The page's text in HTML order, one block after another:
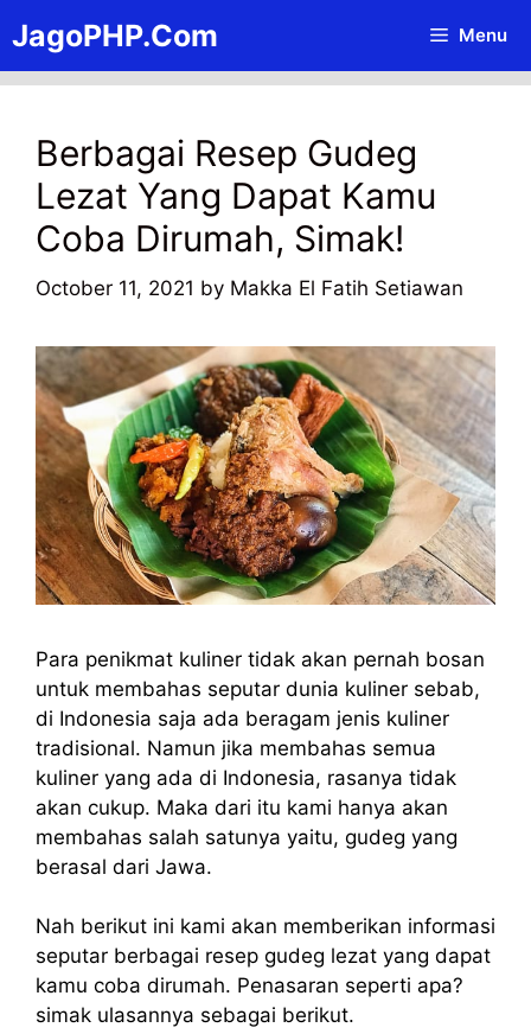
to
content
JagoPHP.Com Menu
Berbagai Resep Gudeg
Lezat Yang Dapat Kamu
Coba Dirumah, Simak!
October 11, 2021 by Makka El Fatih Setiawan
Para penikmat kuliner tidak akan pernah bosan
untuk membahas seputar dunia kuliner sebab,
di Indonesia saja ada beragam jenis kuliner
tradisional. Namun jika membahas semua
kuliner yang ada di Indonesia, rasanya tidak
akan cukup. Maka dari itu kami hanya akan
membahas salah satunya yaitu, gudeg yang
berasal dari Jawa.
Nah berikut ini kami akan memberikan informasi
seputar berbagai resep gudeg lezat yang dapat
kamu coba dirumah. Penasaran seperti apa?
simak ulasannya sebagai berikut.